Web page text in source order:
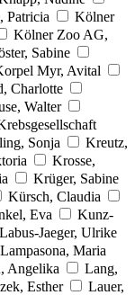
Patricia
Kölner
Kölner Zoo AG,
Sabine
Myr, Avital
Charlotte
Walter
Sonja
Kreutz,
Krosse,
Krüger, Sabine
Kürsch, Claudia
Eva
Kunz-
Labus-Jaeger, Ulrike
Lampasona, Maria
Angelika
Lang,
Esther
Lauer,